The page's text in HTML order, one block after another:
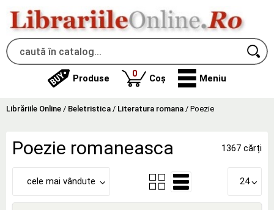
Produse 0produse
Coș Meniu
Librăriile Online / Beletristica / Literatura romana / Poezie
Poezie romaneasca 1367 cărți
cele mai vândute 24